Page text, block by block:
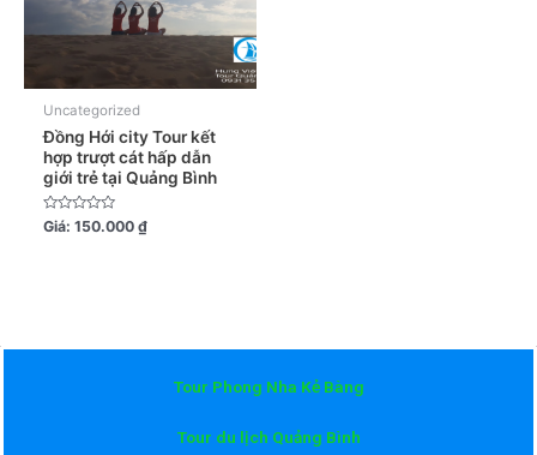
Uncategorized
Đồng Hới city Tour kết
hợp trượt cát hấp dẫn
giới trẻ tại Quảng Bình
Được
xếp
Giá: 150.000₫
Tour Phong Nha Kẻ Bàng
Tour du lịch Quảng Bình